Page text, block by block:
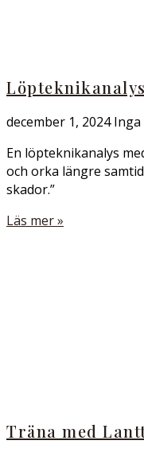
december 1, 2024
En löpteknikanalys
och orka längre
skador.”
Läs mer »
Träna med